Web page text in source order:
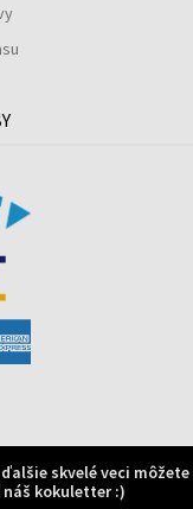
skvelé veci
kokuletter :)